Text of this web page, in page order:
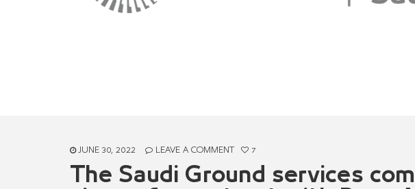
JUNE 30, 2022 LEAVE A COMMENT 7
The Saudi Ground services